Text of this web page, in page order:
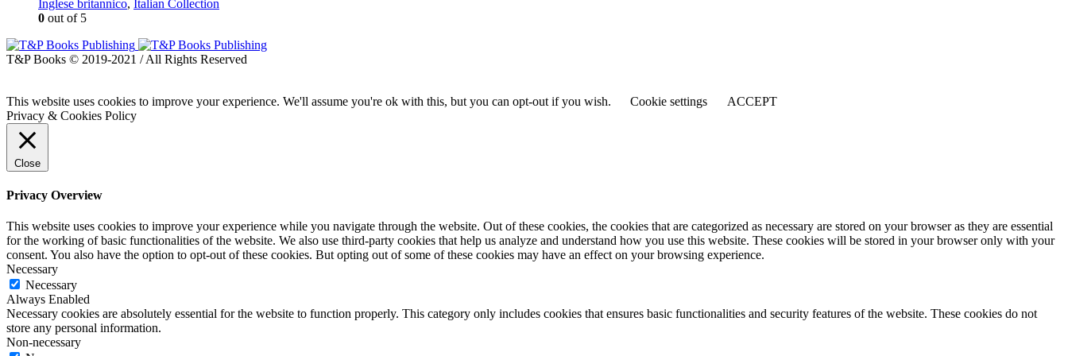
Inglese britannico, Italian Collection
0 out of 5
T&P Books © 2019-2021 / All Rights Reserved
This website uses cookies to improve your experience. We'll assume you're ok with this, but you can opt-out if you wish. Cookie settings
ACCEPT
Privacy & Cookies Policy
Close
Privacy Overview
This website uses cookies to improve your experience while you navigate through the website. Out of these cookies, the cookies that are categorized as necessary are stored on your browser as they are essential
for the working of basic functionalities of the website. We also use third-party cookies that help us analyze and understand how you use this website. These cookies will be stored in your browser only with your
consent. You also have the option to opt-out of these cookies. But opting out of some of these cookies may have an effect on your browsing experience.
Necessary
Necessary
Always Enabled
Necessary cookies are absolutely essential for the website to function properly. This category only includes cookies that ensures basic functionalities and security features of the website. These cookies do not
store any personal information.
Non-necessary